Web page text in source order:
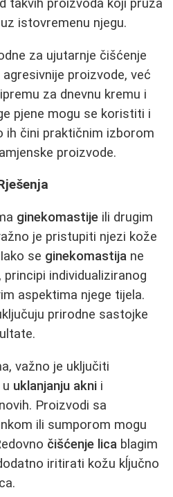
takvih proizvoda koji pruža
uz istovremenu njegu.
za ujutarnje čišćenje
proizvode, već
za dnevnu kremu i
pjene mogu se koristiti i
ih čini praktičnim izborom
proizvode.
ginekomastije ili drugim
je pristupiti njezi kože
se ginekomastija ne
individualiziranog
aspektima njege tijela.
prirodne sastojke
važno je uključiti
uklanjanju akni i
Proizvodi sa
ili sumporom mogu
čišćenje lica blagim
iritirati kožu kĺjučno